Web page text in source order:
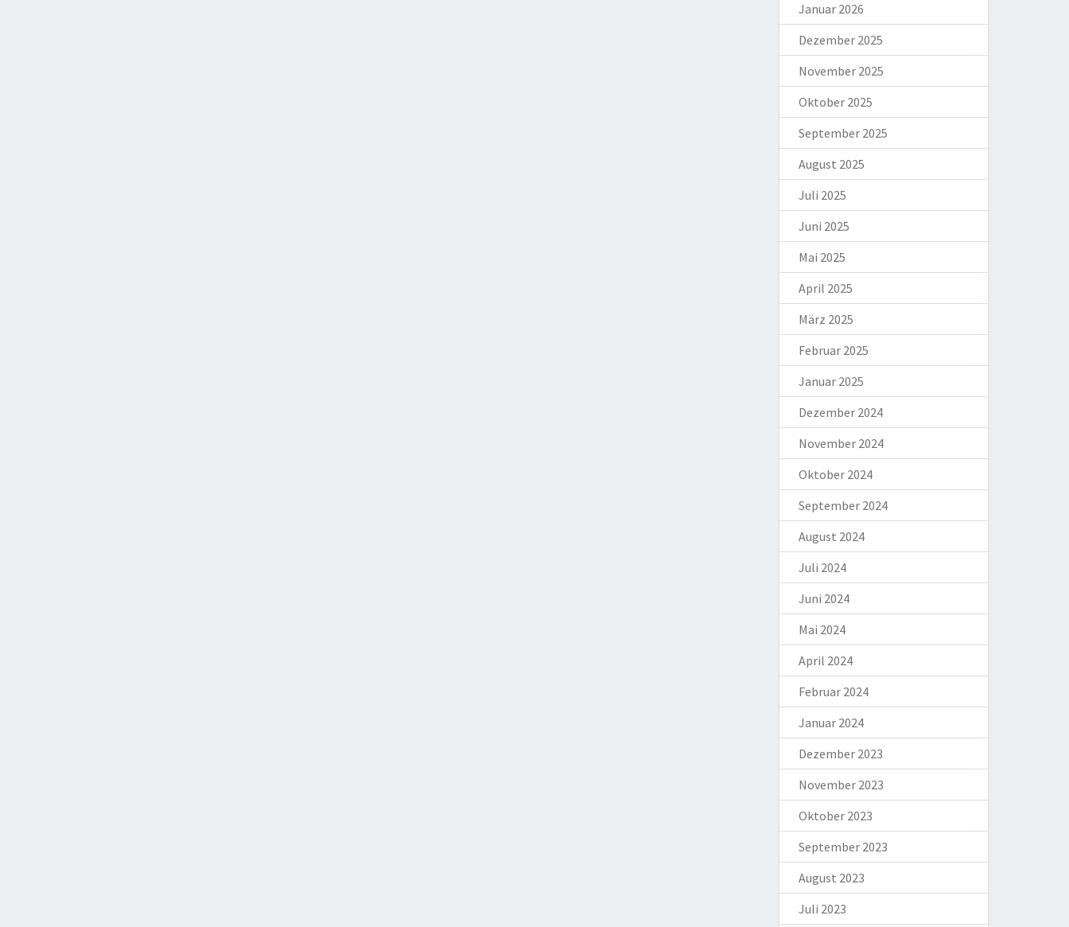
Januar 2026
Dezember 2025
November 2025
Oktober 2025
September 2025
August 2025
Juli 2025
Juni 2025
Mai 2025
April 2025
März 2025
Februar 2025
Januar 2025
Dezember 2024
November 2024
Oktober 2024
September 2024
August 2024
Juli 2024
Juni 2024
Mai 2024
April 2024
Februar 2024
Januar 2024
Dezember 2023
November 2023
Oktober 2023
September 2023
August 2023
Juli 2023